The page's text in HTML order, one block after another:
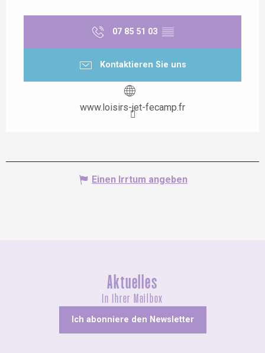
07 85 51 03 ▒▒
Kontaktieren Sie uns
www.loisirs-jet-fecamp.fr
Einen Irrtum angeben
Aktuelles
In Ihrer Mailbox
Ich abonniere den Newsletter